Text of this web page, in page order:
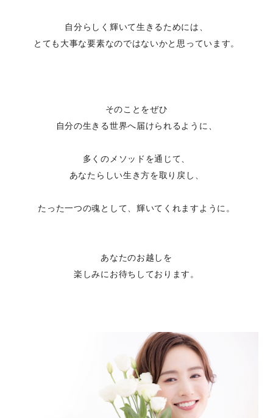
自分らしく輝いて生きるためには、
とても大事な要素なのではないかと思っています。
そのことをぜひ
自分の生きる世界へ届けられるように、
多くのメソッドを通じて、
あなたらしい生き方を取り戻し、
たった一つの魂として、輝いてくれますように。
あなたのお越しを
楽しみにお待ちしております。